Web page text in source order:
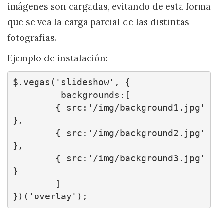
imágenes son cargadas, evitando de esta forma
que se vea la carga parcial de las distintas
fotografías.
Ejemplo de instalación:
$.vegas('slideshow', {
},
},
}
})('overlay');